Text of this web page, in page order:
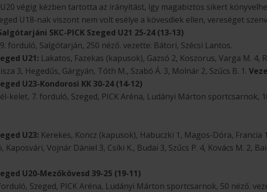
végig kézben tartotta az irányítást, így magabiztos sikert
U18-nak viszont nem volt esélye a kövesdiek ellen, vereséget
SKC-PICK Szeged U21 25-24 (13-13)
forduló, Salgótarján, 250 néző. vezette: Bátori, Szécsi Lantos.
U21: Lakatos, Fazekas (kapusok), Gazsó 2, Koszorus, Varga M. 4,
3, Hegedűs, Gárgyán, Tóth M., Szabó Á. 3, Molnár 2, Szűcs B. 1.
U23-Kondorosi KK 30-24 (14-12)
kelet, 7. forduló, Szeged, PICK Aréna, Ludányi Márton sportcsarnok,
U23: Kerekes, Koncz (kapusok), Habuczki 1, Magos-Dóra, Francia
Kaposvári, Vojnár Dániel 3, Csíki K., Budai 3, Szűcs P. 4, Kovács M. 2,
U20-Mezőkövesd 39-25 (19-11)
Szeged, PICK Aréna, Ludányi Márton sportcsarnok, 50 néző.